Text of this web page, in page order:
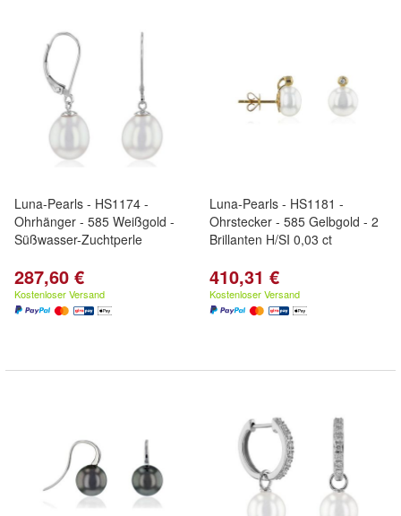
Luna-Pearls - HS1174 -
Ohrhänger - 585 Weißgold -
Süßwasser-Zuchtperle
287,60 €
Kostenloser Versand
Luna-Pearls - HS1181 -
Ohrstecker - 585 Gelbgold - 2
Brillanten H/SI 0,03 ct
410,31 €
Kostenloser Versand